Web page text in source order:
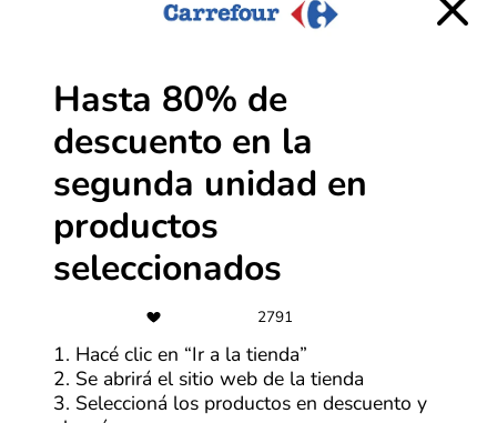
Más cupones de La Anónima
-35%
nueva colección de perfumes
Más cupones de Natura
3 CSI
Más cupones de Farmaonline
Hasta 80% de
descuento en la
segunda unidad en
productos
seleccionados
2791
1. Hacé clic en “Ir a la tienda”
2. Se abrirá el sitio web de la tienda
3. Seleccioná los productos en descuento y